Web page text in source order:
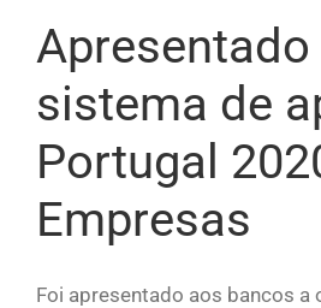
Apresentado
sistema de
Portugal
Empresas
Foi apresentado aos bancos a